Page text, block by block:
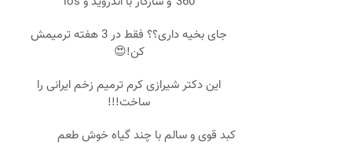
جای بخیه داری؟؟ فقط در 3 هفته ترمیمش
کن!😍
این دکتر شیرازی کرم ترمیم زخم ایرانی را
ساخت!!!
کبد قوی و سالم با چند گیاه خوش طعم